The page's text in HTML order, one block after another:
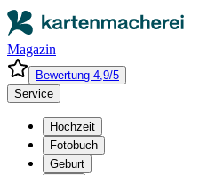
Magazin
Bewertung 4,9/5
Service
Hochzeit
Fotobuch
Geburt